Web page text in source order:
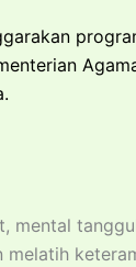
mental
melatih